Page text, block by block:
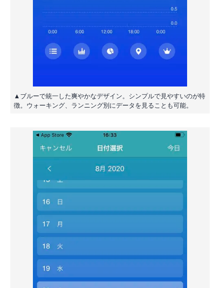
▲ブルーで統一した爽やかなデザイン。シンプルで見やすいのが特
徴。ウォーキング、ランニング別にデータを見ることも可能。